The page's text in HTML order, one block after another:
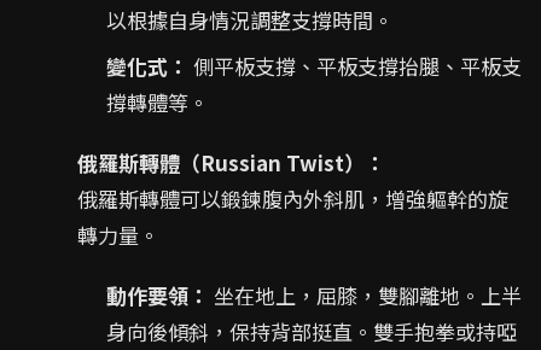
以根據自身情況調整支撐時間。
變化式： 側平板支撐、平板支撐抬腿、平板支
撐轉體等。
俄羅斯轉體（Russian Twist）：
俄羅斯轉體可以鍛鍊腹內外斜肌，增強軀幹的旋
轉力量。
動作要領： 坐在地上，屈膝，雙腳離地。上半
身向後傾斜，保持背部挺直。雙手抱拳或持啞